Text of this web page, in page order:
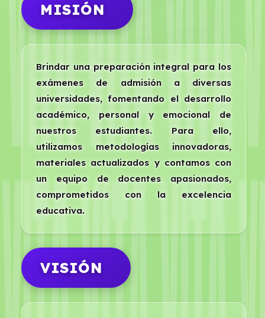
MISIÓN
Brindar una preparación integral para los
exámenes de admisión a diversas
universidades, fomentando el desarrollo
académico, personal y emocional de
nuestros estudiantes. Para ello,
utilizamos metodologías innovadoras,
materiales actualizados y contamos con
un equipo de docentes apasionados,
comprometidos con la excelencia
educativa.
VISIÓN